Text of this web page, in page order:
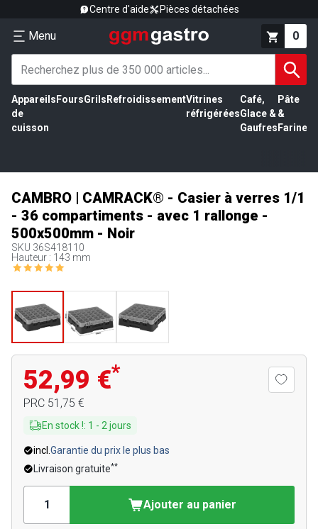
Centre d'aide Pièces détachées
Menu 0
Appareils
de
cuisson
FoursGrils RefroidissementVitrines
réfrigérées
Café,
Glace &
Gaufres
Pâte
&
Farine
CAMBRO | CAMRACK® - Casier à verres 1/1
- 36 compartiments - avec 1 rallonge -
500x500mm - Noir
SKU 36S418110
Hauteur : 143 mm
52,99 €*
PRC 51,75 €
En stock !: 1 - 2 jours
incl. Garantie du prix le plus bas
Livraison gratuite**
Ajouter au panier